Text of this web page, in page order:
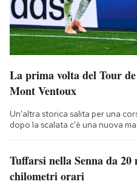
La prima volta del Tour
Mont Ventoux
Un'altra storica salita per una
dopo la scalata c'è una nuova
Tuffarsi nella Senna da
chilometri orari